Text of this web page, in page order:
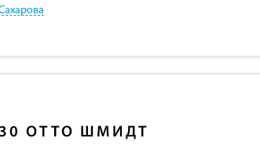
ОТТО ШМИДТ